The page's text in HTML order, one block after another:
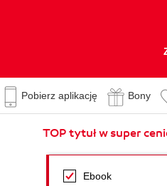
Pobierz aplikację Bony
TOP tytuł w super
Ebook